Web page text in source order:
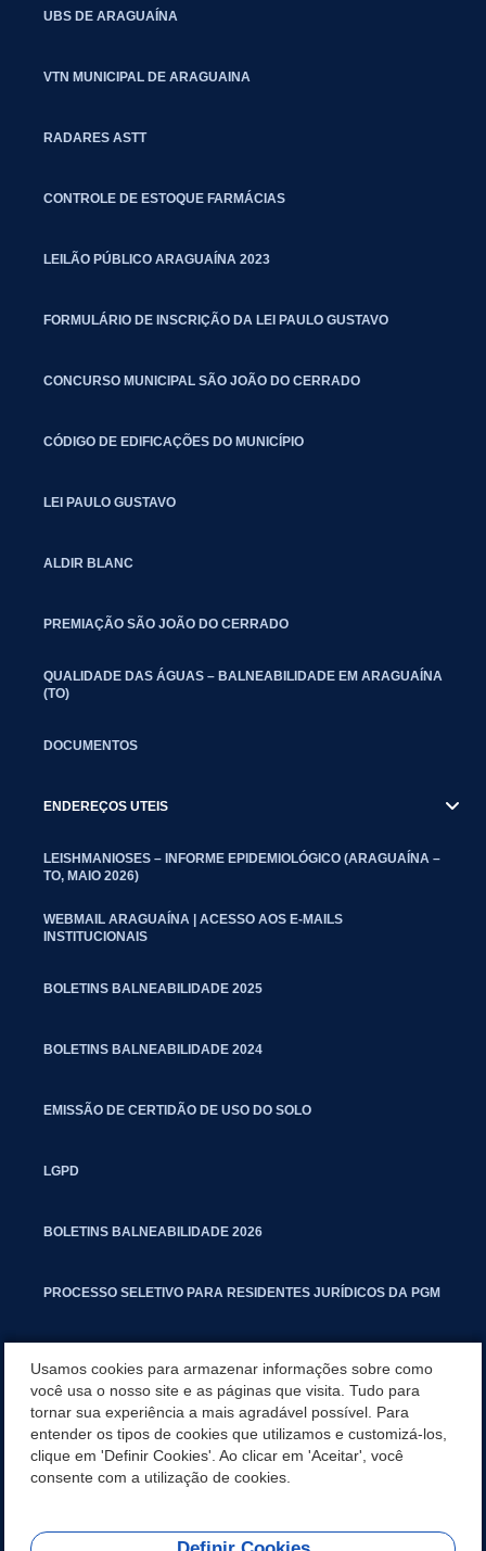
UBS DE ARAGUAÍNA
VTN MUNICIPAL DE ARAGUAINA
RADARES ASTT
CONTROLE DE ESTOQUE FARMÁCIAS
LEILÃO PÚBLICO ARAGUAÍNA 2023
FORMULÁRIO DE INSCRIÇÃO DA LEI PAULO GUSTAVO
CONCURSO MUNICIPAL SÃO JOÃO DO CERRADO
CÓDIGO DE EDIFICAÇÕES DO MUNICÍPIO
LEI PAULO GUSTAVO
ALDIR BLANC
PREMIAÇÃO SÃO JOÃO DO CERRADO
QUALIDADE DAS ÁGUAS – BALNEABILIDADE EM ARAGUAÍNA
(TO)
DOCUMENTOS
ENDEREÇOS UTEIS
LEISHMANIOSES – INFORME EPIDEMIOLÓGICO (ARAGUAÍNA –
TO, MAIO 2026)
WEBMAIL ARAGUAÍNA | ACESSO AOS E-MAILS
INSTITUCIONAIS
BOLETINS BALNEABILIDADE 2025
BOLETINS BALNEABILIDADE 2024
EMISSÃO DE CERTIDÃO DE USO DO SOLO
LGPD
BOLETINS BALNEABILIDADE 2026
PROCESSO SELETIVO PARA RESIDENTES JURÍDICOS DA PGM
MANUAL DE PROCEDIMENTOS IMOBILIÁRIOS SEINFRA
TURMINHA DO LAGO
Usamos cookies para armazenar informações sobre como
você usa o nosso site e as páginas que visita. Tudo para
tornar sua experiência a mais agradável possível. Para
entender os tipos de cookies que utilizamos e customizá-los,
clique em 'Definir Cookies'. Ao clicar em 'Aceitar', você
consente com a utilização de cookies.